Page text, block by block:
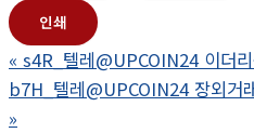
인쇄
« s4R_텔레@UPCOIN24 이더
b7H_텔레@UPCOIN24 장외거
»